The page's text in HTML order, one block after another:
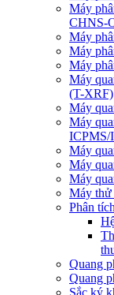
Máy
CHNS-
Máy
Máy
Máy
Máy
(T-XRF)
Máy
Máy
ICPMS/
Máy
Máy
Máy
Máy thử
Phân
Quang
Quang